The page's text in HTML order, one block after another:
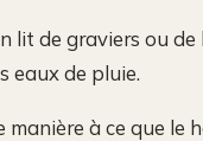
lit de graviers ou
eaux de pluie.
manière à ce que